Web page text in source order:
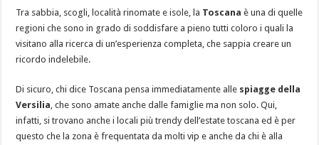
Tra sabbia, scogli, località rinomate e isole, la Toscana è una di quelle
regioni che sono in grado di soddisfare a pieno tutti coloro i quali la
visitano alla ricerca di un’esperienza completa, che sappia creare un
ricordo indelebile.
Di sicuro, chi dice Toscana pensa immediatamente alle spiagge della
Versilia , che sono amate anche dalle famiglie ma non solo. Qui,
infatti, si trovano anche i locali più trendy dell’estate toscana ed è per
questo che la zona è frequentata da molti vip e anche da chi è alla